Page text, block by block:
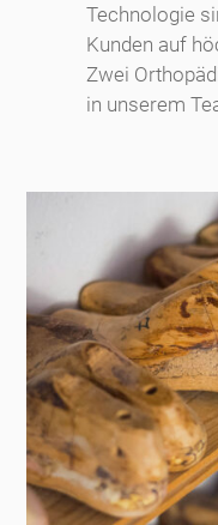
Technologie
Kunden auf
Zwei
in unserem